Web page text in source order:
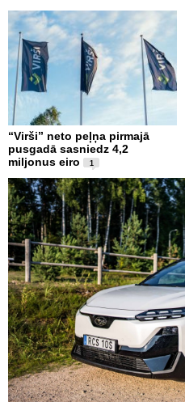
“Virši” neto peļņa pirmajā
pusgadā sasniedz 4,2
miljonus eiro
1